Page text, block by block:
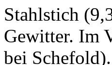
Stahlstich
Gewitter. Im
bei